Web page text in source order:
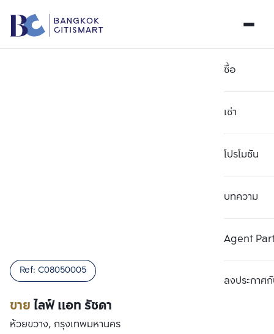
ซื้อ
เช่า
โปรโมชัน
บทความ
Agent
ลงประกาศกั
ขายไลฟ์ แอท รัชดา
Ref: C08050005
ห้วยขวาง, กรุงเทพมหานคร
เปรียบเทียบ